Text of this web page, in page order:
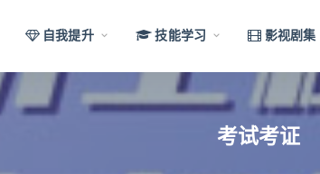
自我提升 技能学习 影视剧集
考试考证